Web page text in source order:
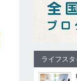
ライフス